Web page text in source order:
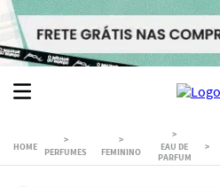
PERFUMES FEMININO
EAU DE
PARFUM